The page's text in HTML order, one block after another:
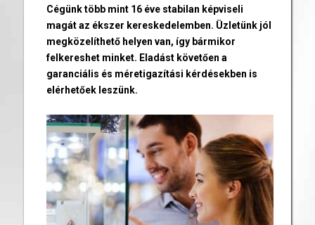
Cégünk több mint 16 éve stabilan képviseli
magát az ékszer kereskedelemben. Üzletünk jól
megközelíthető helyen van, így bármikor
felkereshet minket. Eladást követően a
garanciális és méretigazítási kérdésekben is
elérhetőek leszünk.